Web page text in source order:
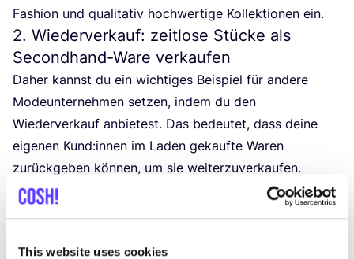
This website uses cookies
Fashion und qua­li­ta­tiv hoch­wer­ti­ge Kol­lek­tio­nen ein.
2. Wiederverkauf: zeitlose Stücke als
Secondhand-Ware verkaufen
Daher kannst du ein wich­ti­ges Bei­spiel für ande­re
Mode­un­ter­neh­men set­zen, indem du den
Wie­der­ver­kauf anbie­test. Das bedeu­tet, dass dei­ne
eige­nen Kund:innen im Laden gekauf­te Waren
zurück­ge­ben kön­nen, um sie weiterzuverkaufen.
3. Reparaturen schätzen
Es ist wich­tig, sich auf den gesam­ten Lebens­zy­klus
Kund:innen zu kom­mu­ni­zie­ren und sicher­zu­stel­len,